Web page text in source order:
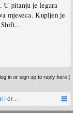
U pitanju je legura
mjeseca. Kupljen je
in or sign up to reply here.)
i drugi gadgeti